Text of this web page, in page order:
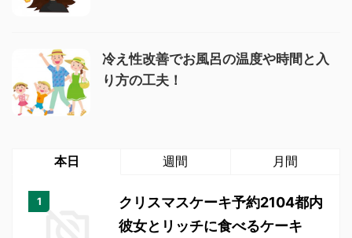
冷え性改善でお風呂の温度や時間と入
り方の工夫！
本日 週間 月間
クリスマスケーキ予約2104都内
彼女とリッチに食べるケーキ